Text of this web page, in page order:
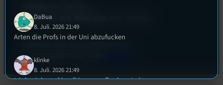
Studio Call-In & WhatsApp:
und Kontaktformular unter
DaBua
8. Juli. 2026 21:49
Arten die Profs in der Uni abzufucken
klinke
8. Juli. 2026 21:49
trinkspiele ranking (bierpong, flunky, etc.)